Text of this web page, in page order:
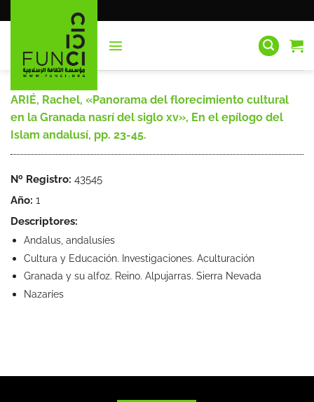
al
ARIÉ, Rachel, «Panorama del florecimiento cultural
en la Granada nasrí del siglo xv», En el epílogo del
Islam andalusí, pp. 23-45.
Nº Registro: 43545
Año: 1
Descriptores:
Andalus, andalusíes
Cultura y Educación. Investigaciones. Aculturación
Granada y su alfoz. Reino. Alpujarras. Sierra Nevada
Nazaríes